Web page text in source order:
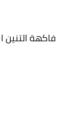
فاكهة التنين